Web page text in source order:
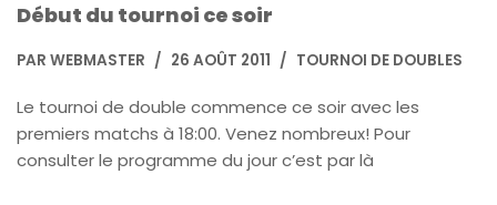
Début du tournoi ce soir
PAR WEBMASTER 26 AOÛT 2011 TOURNOI DE DOUBLES
Le tournoi de double commence ce soir avec les
premiers matchs à 18:00. Venez nombreux! Pour
consulter le programme du jour c’est par là